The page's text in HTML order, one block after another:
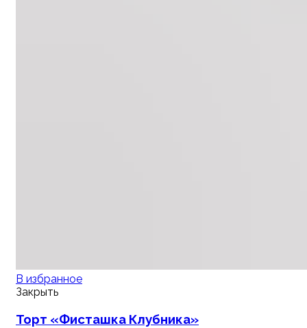
В избранное
Закрыть
Торт «Фисташка Клубника»